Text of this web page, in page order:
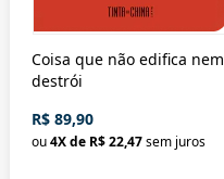
Coisa que não edifica nem
destrói
R$ 89,90
ou4X de R$ 22,47sem juros